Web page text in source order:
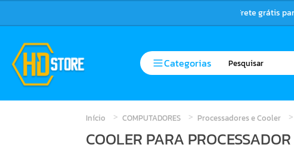
Frete grátis
Categorias
Início COMPUTADORES Processadores e Cooler
COOLER PARA